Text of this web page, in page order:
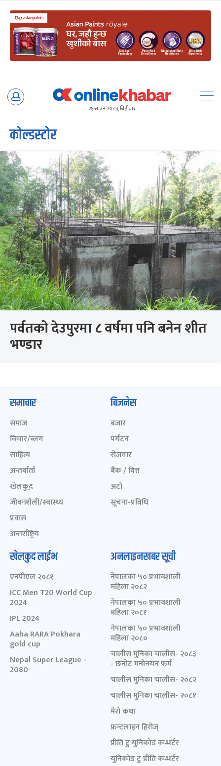
Skip
२१ साउन २०८३, बिहीबार
कोल्डस्टोर
पर्वतको देउपुरमा ८ वर्षमा पनि बनेन शीत
भण्डार
समाचार
समाज
विचार/ब्लग
साहित्य
अन्तर्वार्ता
खेलकुद़़
जीवनशैली/स्वास्थ्य
प्रवास
अन्तर्राष्ट्रिय
बिजनेस
बजार
पर्यटन
रोजगार
बैंक / वित्त
अटो
सूचना-प्रविधि
खेलकुद लाईभ
एनपीएल २०८१
ICC Men T20 World Cup
2024
IPL 2024
Aaha RARA Pokhara
gold cup
Nepal Super League -
2080
अनलाइनखबर सूची
नेपालका ५० प्रभावशाली
महिला २०८२
नेपालका ५० प्रभावशाली
महिला २०८१
नेपालका ५० प्रभावशाली
महिला २०८०
चालीस मुनिका चालीस- २०८३
- छनोट मनोनयन फर्म
चालीस मुनिका चालीस- २०८२
चालीस मुनिका चालीस- २०८१
मेरो कथा
फ्रन्टलाइन हिरोज्
प्रीति टु युनिकोड कन्भर्टर
युनिकोड टु प्रीति कन्भर्टर